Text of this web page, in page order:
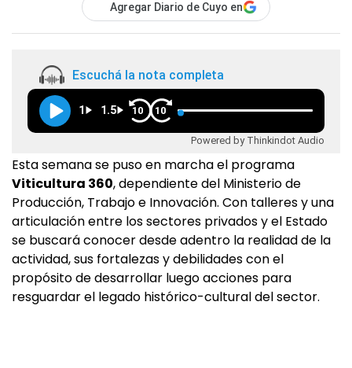
Agregar Diario de Cuyo en
Escuchá la nota completa
1 1.5 10 10
Powered by Thinkindot Audio
Esta semana se puso en marcha el programa
Viticultura 360, dependiente del Ministerio de
Producción, Trabajo e Innovación. Con talleres y una
articulación entre los sectores privados y el Estado
se buscará conocer desde adentro la realidad de la
actividad, sus fortalezas y debilidades con el
propósito de desarrollar luego acciones para
resguardar el legado histórico-cultural del sector.